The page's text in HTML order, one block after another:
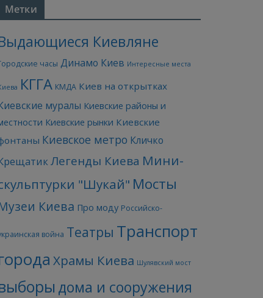
Метки
Киевляне
часы Динамо Киев Интересные места
КГГА КМДА Киев на открытках
муралы Киевские районы и
Киевские рынки Киевские
Киевское метро Кличко
Легенды Киева Мини-
"Шукай" Мосты
Киева Про моду Российско-
война Театры Транспорт
Храмы Киева Шулявский мост
дома и сооружения